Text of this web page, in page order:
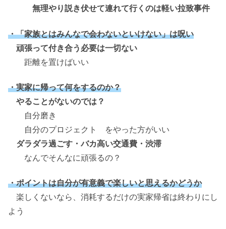
無理やり説き伏せて連れて行くのは軽い拉致事件
・「家族とはみんなで会わないといけない」は呪い
頑張って付き合う必要は一切ない
距離を置けばいい
・実家に帰って何をするのか？
やることがないのでは？
自分磨き
自分のプロジェクト をやった方がいい
ダラダラ過ごす・バカ高い交通費・渋滞
なんでそんなに頑張るの？
・ポイントは自分が有意義で楽しいと思えるかどうか
楽しくないなら、消耗するだけの実家帰省は終わりにし
よう